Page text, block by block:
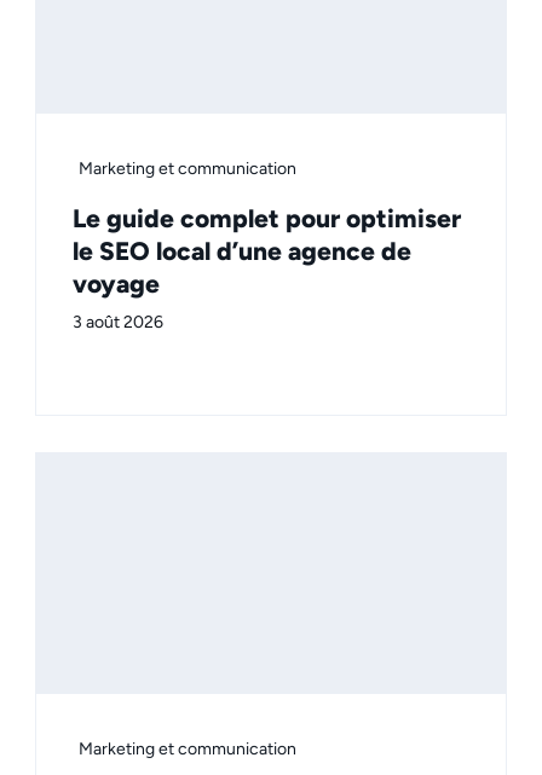
Marketing et communication
Le guide complet pour optimiser
le SEO local d’une agence de
voyage
3 août 2026
Marketing et communication